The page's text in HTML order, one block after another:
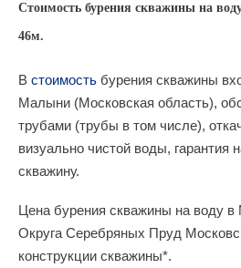
Стоимость бурения скважины на
46м.
В стоимость бурения скважины
Малыни (Московская область),
трубами (трубы в том числе),
визуально чистой воды, гарантия
скважину.
Цена бурения скважины на воду в
Округа Серебряных Пруд
конструкции скважины*.